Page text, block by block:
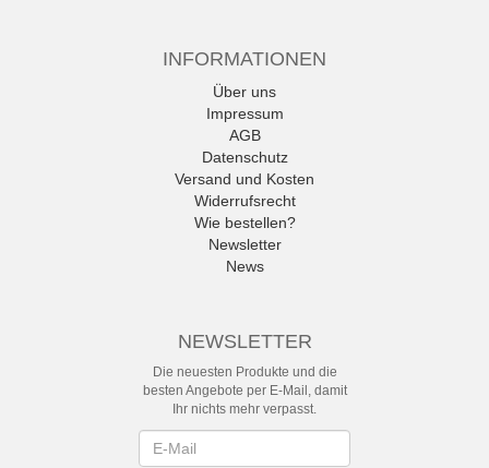
INFORMATIONEN
Über uns
Impressum
AGB
Datenschutz
Versand und Kosten
Widerrufsrecht
Wie bestellen?
Newsletter
News
NEWSLETTER
Die neuesten Produkte und die
besten Angebote per E-Mail, damit
Ihr nichts mehr verpasst.